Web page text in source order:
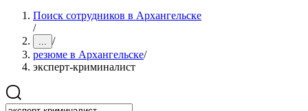
Поиск сотрудников в Архангельске
/
... /
резюме в Архангельске/
эксперт-криминалист